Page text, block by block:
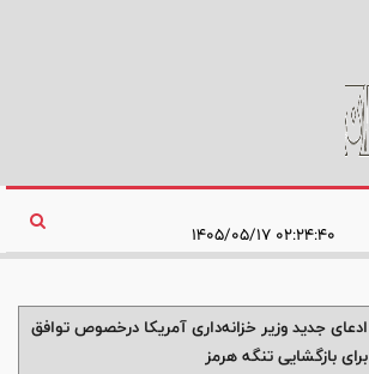
ادعای جدید وزیر خزانه‌داری آمریکا درخصوص توافق
برای بازگشایی تنگه هرمز